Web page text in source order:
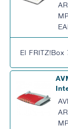
El